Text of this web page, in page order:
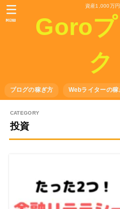
資産1,000万
Goro
ク
ブログの稼ぎ方 Webライターの稼
MENU
投資